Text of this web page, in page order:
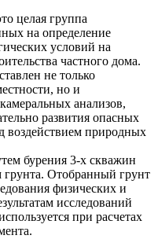
целая группа
на определение
условий на
частного дома.
не только
но и
анализов,
развития опасных
воздействием природных
бурения 3-х скважин
грунта. Отобранный грунт
физических и
исследований
при расчетах